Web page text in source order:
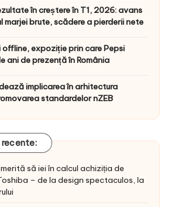
în creștere în T1, 2026: avans
marjei brute, scădere a pierderii nete
expoziție prin care Pepsi
ani de prezență în România
implicarea în arhitectura
standardelor nZEB
să iei în calcul achiziția de
– de la design spectaculos, la